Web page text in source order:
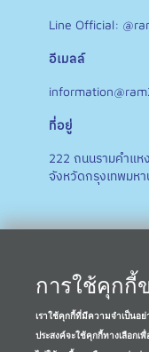
Line Official:
อีเมลล์
ที่อยู่
222 ถนนรามคำแ
จังหวัดกรุงเทพมห
การใช้คุกกี้
เราใช้คุกกี้ที่มีความจำเป็นอย่
ประสงค์จะใช้คุกกี้ทางเลือกเ